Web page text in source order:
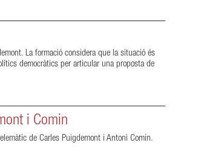
La formació considera que la situació és
democràtics per articular una proposta de
i Comin
de Carles Puigdemont i Antoni Comin.